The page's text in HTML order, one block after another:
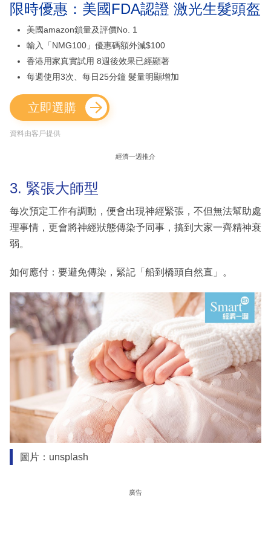
限時優惠：美國FDA認證 激光生髮頭盔
美國amazon鎖量及評價No. 1
輸入「NMG100」優惠碼額外減$100
香港用家真實試用 8週後效果已經顯著
每週使用3次、每日25分鐘 髮量明顯增加
立即選購
資料由客戶提供
經濟一週推介
3. 緊張大師型
每次預定工作有調動，便會出現神經緊張，不但無法幫助處
理事情，更會將神經狀態傳染予同事，搞到大家一齊精神衰
弱。
如何應付：要避免傳染，緊記「船到橋頭自然直」。
圖片：unsplash
廣告